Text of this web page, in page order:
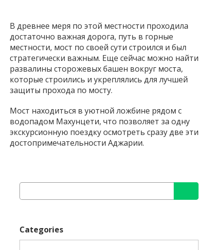
В древнее меря по этой местности проходила
достаточно важная дорога, путь в горные
местности, мост по своей сути строился и был
стратегически важным. Еще сейчас можно найти
развалины сторожевых башен вокруг моста,
которые строились и укреплялись для лучшей
защиты прохода по мосту.
Мост находиться в уютной ложбине рядом с
водопадом Махунцети, что позволяет за одну
экскурсионную поездку осмотреть сразу две эти
достопримечательности Аджарии.
for:
Categories